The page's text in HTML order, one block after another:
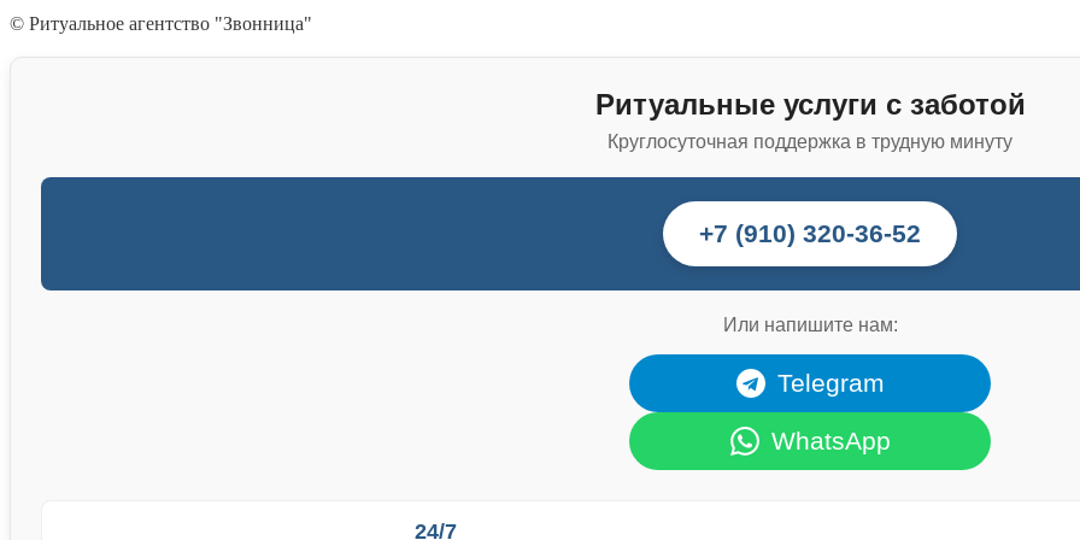
© Ритуальное агентство "Звонница"
Ритуальные услуги с заботой
Круглосуточная поддержка в трудную минуту
+7 (910) 320-36-52
Или напишите нам:
Telegram
WhatsApp
24/7